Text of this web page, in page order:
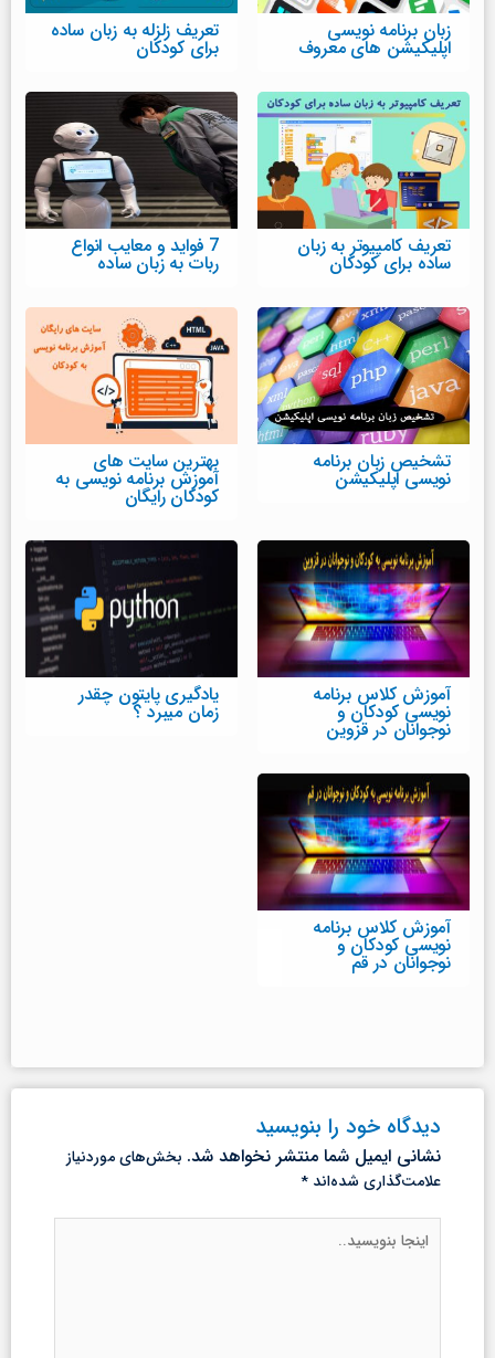
زبان برنامه نویسی
اپلیکیشن های معروف
تعریف زلزله به زبان ساده
برای کودکان
تعریف کامپیوتر به زبان
ساده برای کودکان
7 فواید و معایب انواع
ربات به زبان ساده
تشخیص زبان برنامه
نویسی اپلیکیشن
بهترین سایت های
آموزش برنامه نویسی به
کودکان رایگان
آموزش کلاس برنامه
نویسی کودکان و
نوجوانان در قزوین
یادگیری پایتون چقدر
زمان میبرد ؟
آموزش کلاس برنامه
نویسی کودکان و
نوجوانان در قم
دیدگاه‌ خود را بنویسید
نشانی ایمیل شما منتشر نخواهد شد. بخش‌های موردنیاز
علامت‌گذاری شده‌اند *
بنویسید..